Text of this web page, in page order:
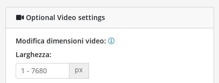
Optional Video settings
Modifica dimensioni video:
Larghezza:
px